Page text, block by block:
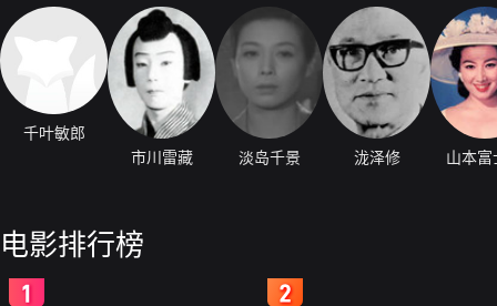
千叶敏郎
市川雷藏
淡岛千景 泷泽修 山本富
电影排行榜